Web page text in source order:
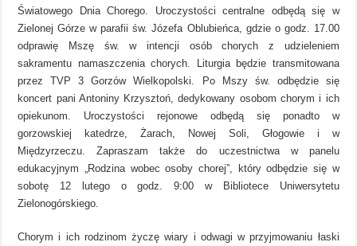
Światowego Dnia Chorego. Uroczystości centralne odbędą się w
Zielonej Górze w parafii św. Józefa Oblubieńca, gdzie o godz. 17.00
odprawię Mszę św. w intencji osób chorych z udzieleniem
sakramentu namaszczenia chorych. Liturgia będzie transmitowana
przez TVP 3 Gorzów Wielkopolski. Po Mszy św. odbędzie się
koncert pani Antoniny Krzysztoń, dedykowany osobom chorym i ich
opiekunom. Uroczystości rejonowe odbędą się ponadto w
gorzowskiej katedrze, Żarach, Nowej Soli, Głogowie i w
Międzyrzeczu. Zapraszam także do uczestnictwa w panelu
edukacyjnym „Rodzina wobec osoby chorej”, który odbędzie się w
sobotę 12 lutego o godz. 9:00 w Bibliotece Uniwersytetu
Zielonogórskiego.
Chorym i ich rodzinom życzę wiary i odwagi w przyjmowaniu łaski